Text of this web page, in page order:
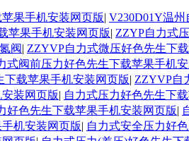
果手机安装网页版| V230D01Y温
苹果手机安装网页版| ZZYP自力式
阀| ZZYVP自力式微压好色先生下
式阀前压力好色先生下载苹果手机
载苹果手机安装网页版| ZZYVP自
装网页版| 自力式压力好色先生下
好色先生下载苹果手机安装网页版|
机安装网页版| 自力式安全压力好